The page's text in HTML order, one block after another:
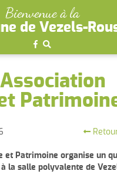
Bienvenue à la
de Vezels-
et Patrimoine organise un
la salle polyvalente de